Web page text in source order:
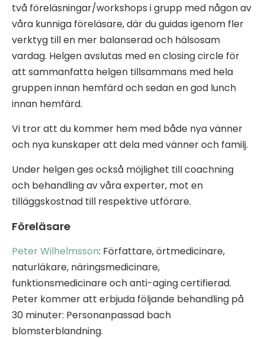
två föreläsningar/workshops i grupp med någon av
våra kunniga föreläsare, där du guidas igenom fler
verktyg till en mer balanserad och hälsosam
vardag. Helgen avslutas med en closing circle för
att sammanfatta helgen tillsammans med hela
gruppen innan hemfärd och sedan en god lunch
innan hemfärd.
Vi tror att du kommer hem med både nya vänner
och nya kunskaper att dela med vänner och familj.
Under helgen ges också möjlighet till coachning
och behandling av våra experter, mot en
tilläggskostnad till respektive utförare.
Föreläsare
Peter Wilhelmsson: Författare, örtmedicinare,
naturläkare, näringsmedicinare,
funktionsmedicinare och anti-aging certifierad.
Peter kommer att erbjuda följande behandling på
30 minuter: Personanpassad bach
blomsterblandning.